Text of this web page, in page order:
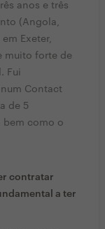
anos e três
(Angola,
Exeter,
muito forte de
Fui
Contact
de 5
bem como o
contratar
a ter